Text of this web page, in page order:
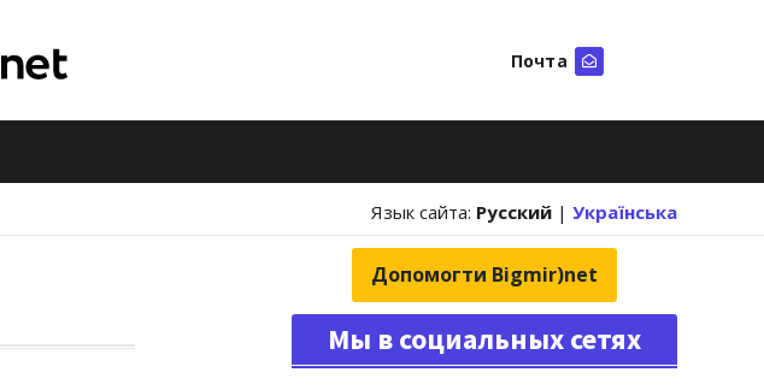
Почта
Язык сайта: Русский | Українська
Допомогти Bigmir)net
Мы в социальных сетях